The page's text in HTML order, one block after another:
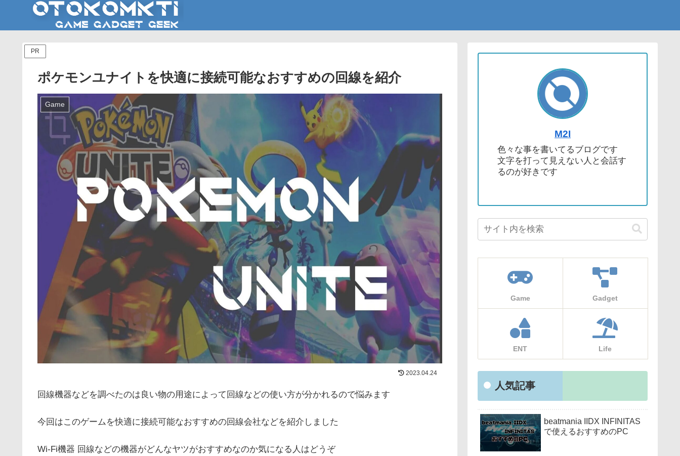
PR
ポケモンユナイトを快適に接続可能なおすすめの回線を紹介
Game
2023.04.24
回線機器などを調べたのは良い物の用途によって回線などの使い方が分かれるので悩みます
今回はこのゲームを快適に接続可能なおすすめの回線会社などを紹介しました
Wi-Fi機器 回線などの機器がどんなヤツがおすすめなのか気になる人はどうぞ
M2I
色々な事を書いてるブログです
文字を打って見えない人と会話す
るのが好きです
Game Gadget
ENT Life
人気記事
beatmania IIDX INFINITAS
で使えるおすすめのPC